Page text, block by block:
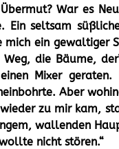
War es
Ein seltsam
mich ein gewaltiger
die Bäume,
Mixer geraten.
Aber
zu mir kam,
wallenden
nicht stören.“